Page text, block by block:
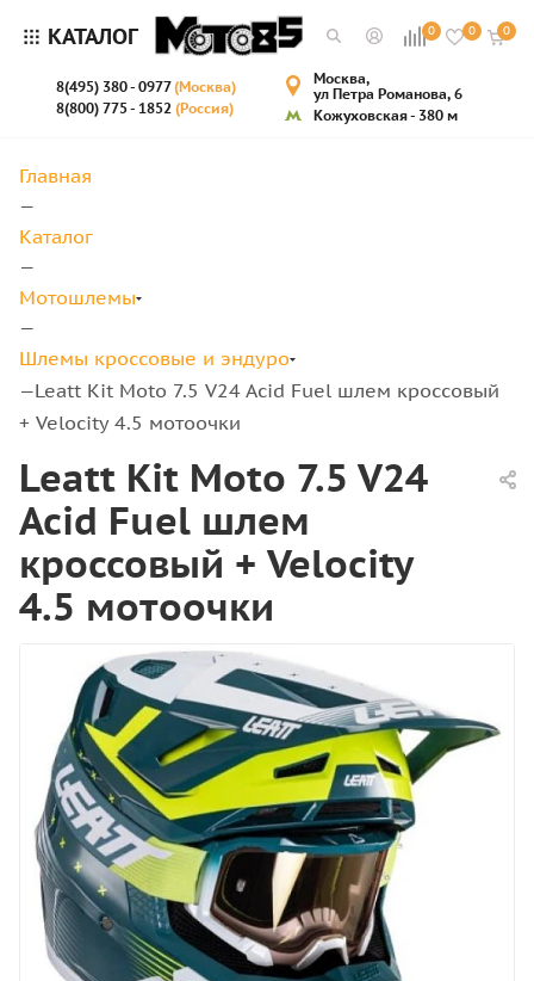
КАТАЛОГ 0 0 0
8(495) 380 - 0977(Москва)
8(800) 775 - 1852 (Россия)
Москва,
ул Петра Романова, 6
Кожуховская - 380 м
Главная
—
Каталог
—
Мотошлемы
—
Шлемы кроссовые и эндуро
—Leatt Kit Moto 7.5 V24 Acid Fuel шлем кроссовый
+ Velocity 4.5 мотоочки
Leatt Kit Moto 7.5 V24
Acid Fuel шлем
кроссовый + Velocity
4.5 мотоочки